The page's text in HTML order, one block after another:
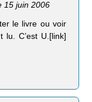
15 juin 2006
le livre ou voir
lu. C’est U.[link]